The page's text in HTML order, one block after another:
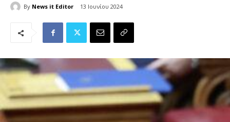
By News it Editor 13 Ιουνίου 2024